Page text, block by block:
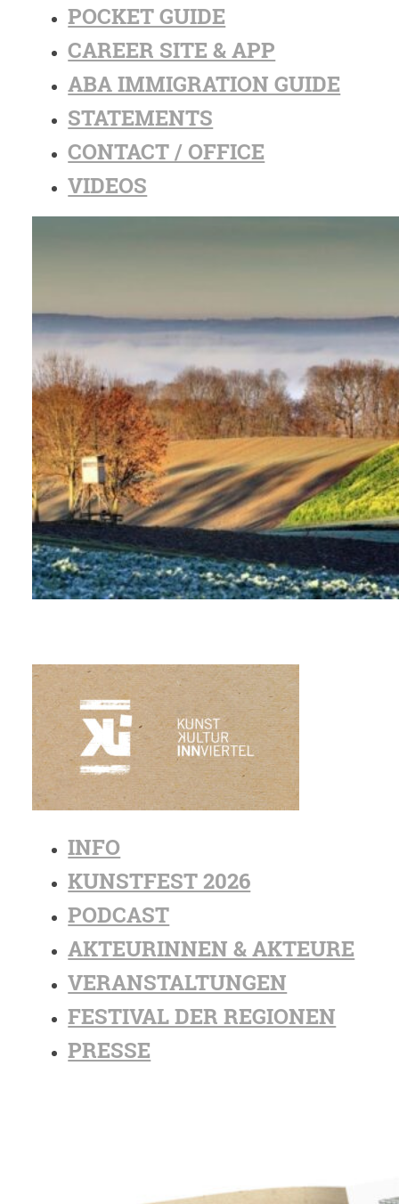
POCKET GUIDE
CAREER SITE & APP
ABA IMMIGRATION GUIDE
STATEMENTS
CONTACT / OFFICE
VIDEOS
INFO
KUNSTFEST 2026
PODCAST
AKTEURINNEN & AKTEURE
VERANSTALTUNGEN
FESTIVAL DER REGIONEN
PRESSE